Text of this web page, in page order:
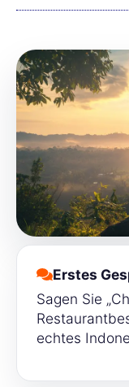
Erstes
Sagen Sie
echtes